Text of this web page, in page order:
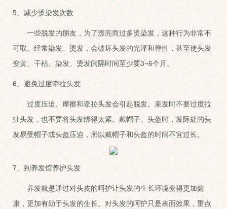
5、减少烫染发次数
一些脱发的朋友，为了漂亮而过多烫染发，这种行为非常不
可取。经常染发、烫发，会破坏头发的光泽和弹性，甚至使头发
变黄、干枯。染发、烫发间隔时间至少要3~6个月。
6、避免过度牵拉头发
过度压迫、摩擦和牵拉头发会引起脱发。束发时不要过度拉
扯头发，也不要将头发绑得太紧。戴帽子、头盔时，发际处的头
发易受帽子或头盔压迫，所以戴帽子和头盔的时间不宜过长。
7、到养发馆养护头发
养发就是通过对头皮的呵护让头发的生长环境变得更加健
康，更加有助于头发的生长。对头发的呵护只是表面效果，重点